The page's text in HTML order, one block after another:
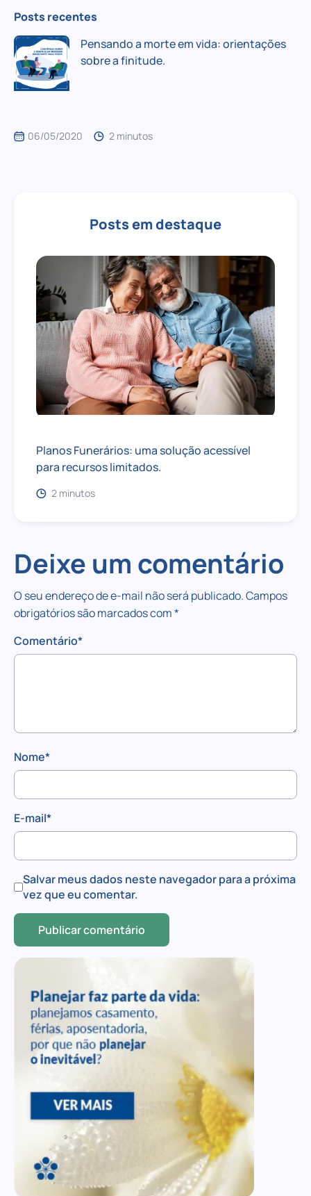
Posts recentes
Pensando a morte em vida: orientações
sobre a finitude.
06/05/2020 2 minutos
Posts em destaque
Planos Funerários: uma solução acessível
para recursos limitados.
2 minutos
Deixe um comentário
O seu endereço de e-mail não será publicado.Campos
obrigatórios são marcados com*
Comentário*
Nome*
E-mail*
Salvar meus dados neste navegador para a próxima
vez que eu comentar.